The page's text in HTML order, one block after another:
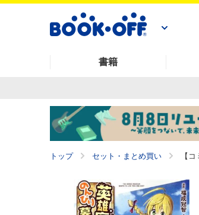
書籍
トップ セット・まとめ買い 【